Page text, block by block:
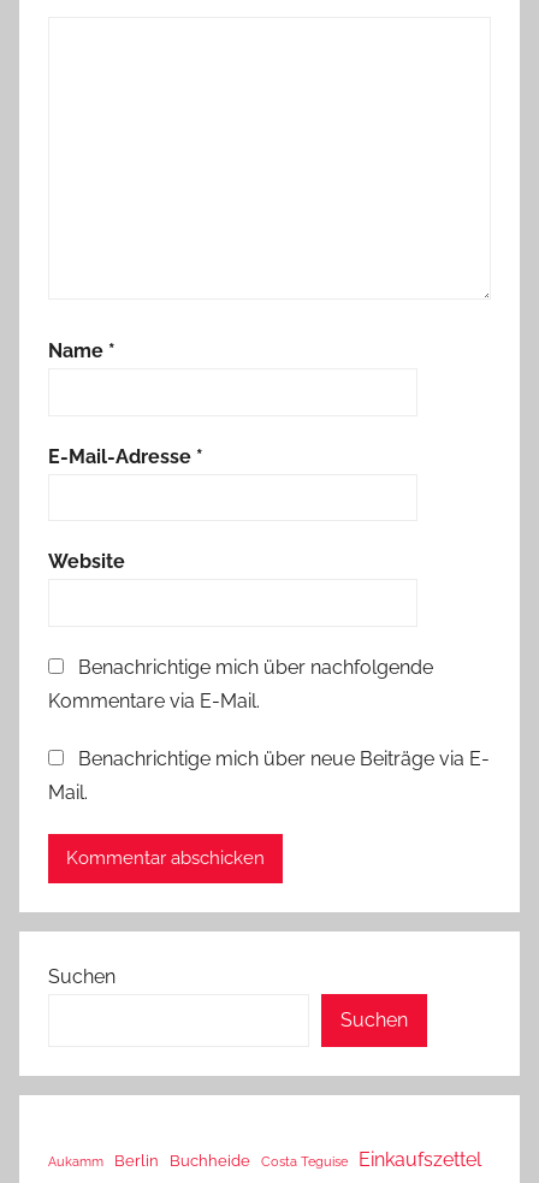
Name *
E-Mail-Adresse *
Website
Benachrichtige mich über nachfolgende
Kommentare via E-Mail.
Benachrichtige mich über neue Beiträge via E-
Mail.
Suchen
Suchen
Aukamm Berlin Buchheide Costa Teguise Einkaufszettel